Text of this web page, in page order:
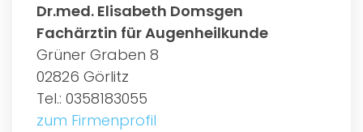
Dr.med. Elisabeth Domsgen
Fachärztin für Augenheilkunde
Grüner Graben 8
02826 Görlitz
Tel.: 0358183055
zum Firmenprofil